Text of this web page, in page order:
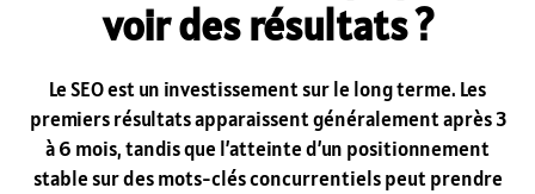
voir des résultats ?
Le SEO est un investissement sur le long terme. Les
premiers résultats apparaissent généralement après 3
à 6 mois, tandis que l’atteinte d’un positionnement
stable sur des mots-clés concurrentiels peut prendre